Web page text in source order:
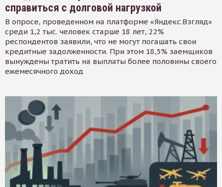
справиться с долговой нагрузкой
В опросе, проведенном на платформе «Яндекс.Взгляд»
среди 1,2 тыс. человек старше 18 лет, 22%
респондентов заявили, что не могут погашать свои
кредитные задолженности. При этом 18,5% заемщиков
вынуждены тратить на выплаты более половины своего
ежемесячного доход